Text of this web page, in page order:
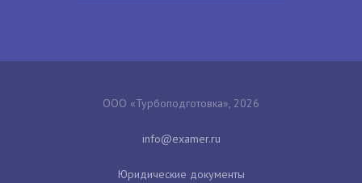
ООО «Турбоподготовка», 2026
Юридические документы